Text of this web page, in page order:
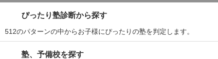
ぴったり塾診断から探す
512のパターンの中からお子様にぴったりの塾を判定します。
塾、予備校を探す